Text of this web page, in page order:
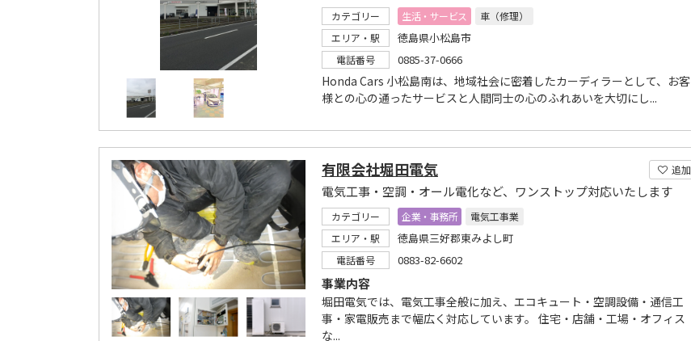
カテゴリー 生活・サービス
車（修理）
エリア・駅
徳島県小松島市
電話番号 0885-37-0666
Honda Cars 小松島南は、地域社会に密着したカーディラーとして、お客
様との心の通ったサービスと人間同士の心のふれあいを大切にし...
追加
有限会社堀田電気
電気工事・空調・オール電化など、ワンストップ対応いたします
カテゴリー 企業・事務所
電気工事業
エリア・駅
徳島県三好郡東みよし町
電話番号 0883-82-6602
事業内容
堀田電気では、電気工事全般に加え、エコキュート・空調設備・通信工
事・家電販売まで幅広く対応しています。 住宅・店舗・工場・オフィス
な...